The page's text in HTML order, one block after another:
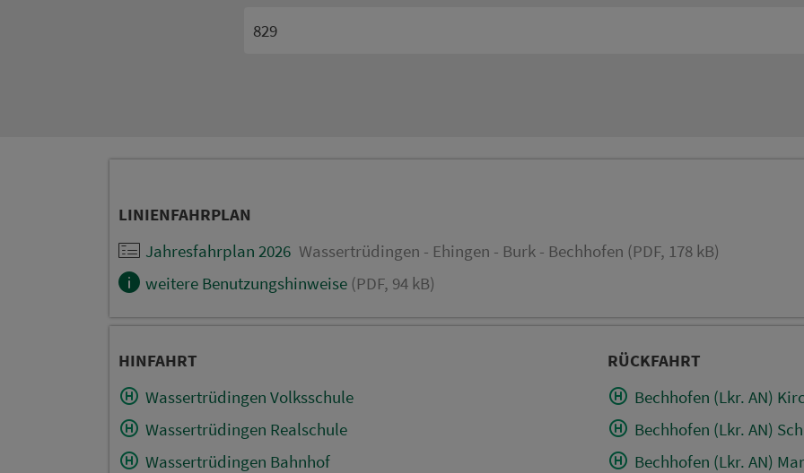
LINIENFAHRPLAN
Jahresfahrplan 2026 Wassertrüdingen - Ehingen - Burk - Bechhofen (PDF, 178 kB)
weitere Benutzungshinweise (PDF, 94 kB)
HINFAHRT
Wassertrüdingen Volksschule
Wassertrüdingen Realschule
Wassertrüdingen Bahnhof
RÜCKFAHRT
Bechhofen (Lkr. AN)
Bechhofen (Lkr. AN)
Bechhofen (Lkr. AN)